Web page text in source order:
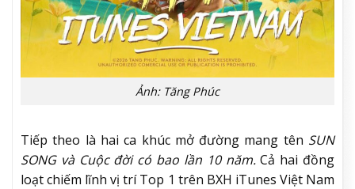
Ảnh: Tăng Phúc
Tiếp theo là hai ca khúc mở đường mang tên SUN
SONG và Cuộc đời có bao lần 10 năm.Cả hai đồng
loạt chiếm lĩnh vị trí Top 1 trên BXH iTunes Việt Nam